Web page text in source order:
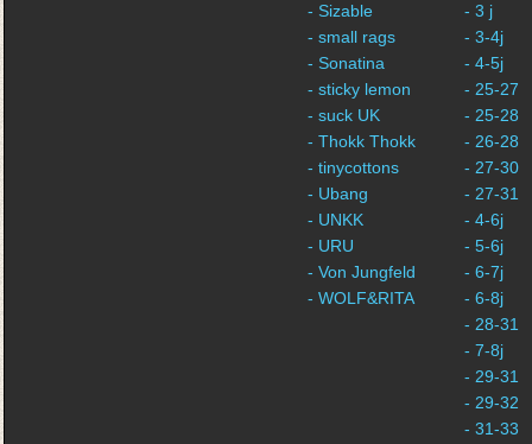
- Sizable
- small rags
- Sonatina
- sticky lemon
- suck UK
- Thokk Thokk
- tinycottons
- Ubang
- UNKK
- URU
- Von Jungfeld
- WOLF&RITA
- 3 j
- 3-4j
- 4-5j
- 25-27
- 25-28
- 26-28
- 27-30
- 27-31
- 4-6j
- 5-6j
- 6-7j
- 6-8j
- 28-31
- 7-8j
- 29-31
- 29-32
- 31-33